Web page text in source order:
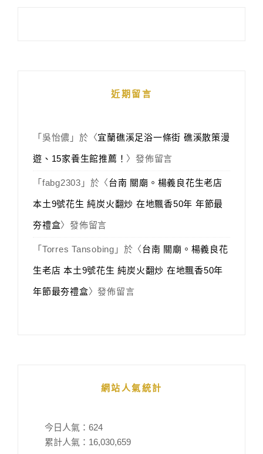
近期留言
「 吳怡儂 」於〈宜蘭礁溪足浴一條街 礁溪散策漫
遊、15家養生館推薦！ 〉發佈留言
「 fabg2303 」於〈台南 關廟。楊義良花生老店
本土9號花生 純炭火翻炒 在地飄香50年 年節最
夯禮盒〉發佈留言
「 Torres Tansobing 」於〈台南 關廟。楊義良花
生老店 本土9號花生 純炭火翻炒 在地飄香50年
年節最夯禮盒〉發佈留言
網站人氣統計
今日人氣： 624
累計人氣： 16,030,659